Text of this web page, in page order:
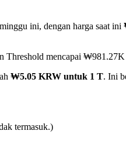
ini, dengan harga saat ini
Threshold mencapai
₩5.05 KRW untuk 1 T. Ini
termasuk.)